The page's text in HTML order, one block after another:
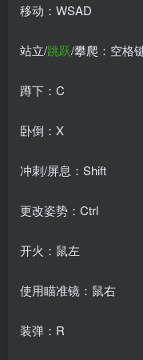
移动：WSAD
站立/跳跃/攀爬：空格
蹲下：C
卧倒：X
冲刺/屏息：Shift
更改姿势：Ctrl
开火：鼠左
使用瞄准镜：鼠右
装弹：R